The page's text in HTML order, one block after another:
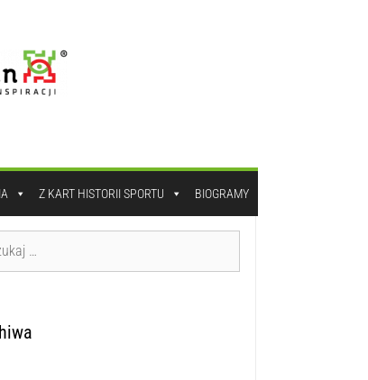
Z KART HISTORII SPORTU BIOGRAMY